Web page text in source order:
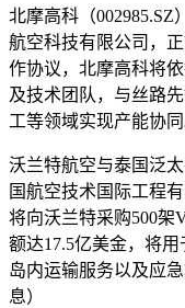
北摩高科（002985.SZ
航空科技有限公司，
作协议，北摩高科将
及技术团队，与丝路
工等领域实现产能协
沃兰特航空与泰国泛
国航空技术国际工程
将向沃兰特采购500架
额达17.5亿美金，将
岛内运输服务以及应
息）